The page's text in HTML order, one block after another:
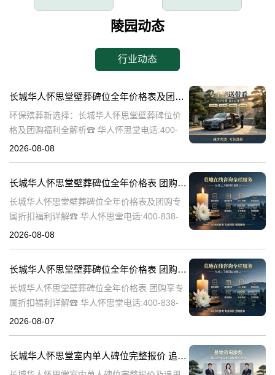
陵园动态
行业动态
长城华人怀思堂壁葬碑位全年价格表及团购专属折扣福利详解
环保殡葬新选择：长城华人怀思堂壁葬碑位价
格及团购福利全解析☎ 华人怀思堂电话:400-
838-5063随着现代人对身后事的规划日益细
2026-08-08
长城华人怀思堂壁葬碑位全年价格表 团购享专属折扣福利详解
长城华人怀思堂壁葬碑位全年价格表及团购专
属折扣福利详解☎ 华人怀思堂电话:400-838-
5063随着社会的发展和人们观念的转变，越来
2026-08-08
长城华人怀思堂壁葬碑位全年价格表 团购享专属折扣福利详解
长城华人怀思堂壁葬碑位全年价格表 团购享专
属折扣福利详解☎ 华人怀思堂电话:400-838-
5063随着社会的发展和人们观念的变化，越来
2026-08-07
长城华人怀思堂室内单人碑位完整报价 追思厅使用费用减免详解